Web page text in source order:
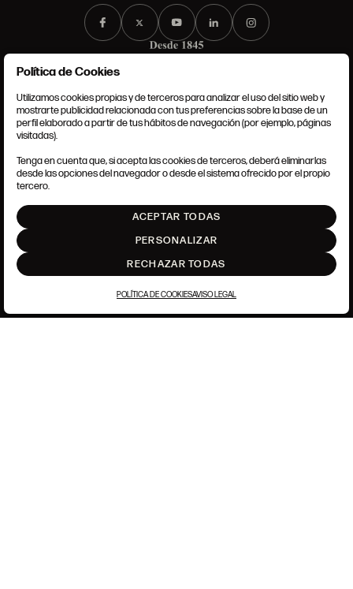
CONDICIONES GENERALES
POLÍTICA DE COOKIES
AJUSTE DE COOKIES
Política de Cookies
Utilizamos cookies propias y de terceros para analizar el uso del sitio web y
mostrarte publicidad relacionada con tus preferencias sobre la base de un
perfil elaborado a partir de tus hábitos de navegación (por ejemplo, páginas
visitadas).
Tenga en cuenta que, si acepta las cookies de terceros, deberá eliminarlas
desde las opciones del navegador o desde el sistema ofrecido por el propio
tercero.
ACEPTAR TODAS
PERSONALIZAR
RECHAZAR TODAS
POLÍTICA DE COOKIESAVISO LEGAL